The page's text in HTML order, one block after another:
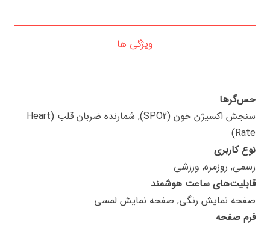
ویژگی ها
حس‌گرها
سنجش اکسیژن خون (SPO2), شمارنده ضربان قلب (Heart
Rate)
نوع کاربری
رسمی, روزمره, ورزشی
قابلیت‌های ساعت هوشمند
صفحه نمایش رنگی, صفحه نمایش لمسی
فرم صفحه